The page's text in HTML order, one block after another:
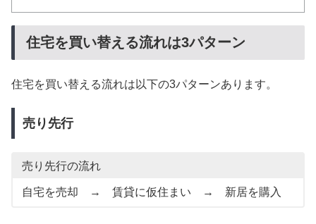
住宅を買い替える流れは3パターン
住宅を買い替える流れは以下の3パターンあります。
売り先行
売り先行の流れ
自宅を売却 → 賃貸に仮住まい → 新居を購入